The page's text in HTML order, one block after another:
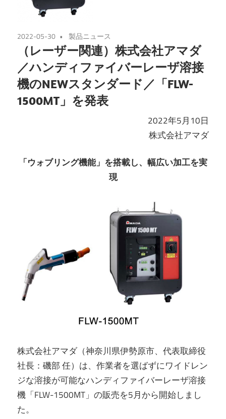
2022-05-30 製品ニュース
（レーザー関連）株式会社アマダ
／ハンディファイバーレーザ溶接
機のNEWスタンダード／「FLW-
1500MT」を発表
2022年5月10日
株式会社アマダ
「ウォブリング機能」を搭載し、幅広い加工を実
現
株式会社アマダ（神奈川県伊勢原市、代表取締役
社長：磯部 任）は、作業者を選ばずにワイドレン
ジな溶接が可能なハンディファイバーレーザ溶接
機「FLW-1500MT」の販売を5月から開始しまし
た。